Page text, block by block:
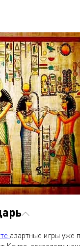
азартные игры уже